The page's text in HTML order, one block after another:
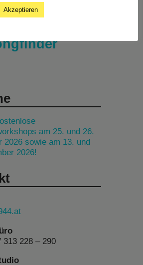
am 25. und 26.
2026 sowie am 13. und
2026!
313 228 – 290
Akzeptieren